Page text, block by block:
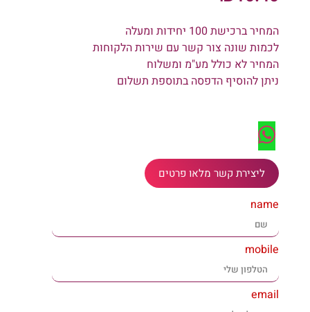
המחיר ברכישת 100 יחידות ומעלה
לכמות שונה צור קשר עם שירות הלקוחות
המחיר לא כולל מע"מ ומשלוח
ניתן להוסיף הדפסה בתוספת תשלום
ליצירת קשר מלאו פרטים
name
mobile
email